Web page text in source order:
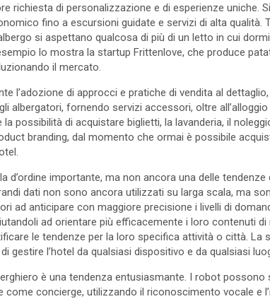
richiesta di personalizzazione e di esperienze uniche.
fino a escursioni guidate e servizi di alta qualità.
si aspettano qualcosa di più di un letto in cui
lo mostra la startup Frittenlove, che produce
il mercato.
l’adozione di approcci e pratiche di vendita al
albergatori, fornendo servizi accessori, oltre all’alloggio
possibilità di acquistare biglietti, la lavanderia, il
branding, dal momento che ormai è possibile
d’ordine importante, ma non ancora una delle tendenze
dati non sono ancora utilizzati su larga scala, ma
ad anticipare con maggiore precisione i livelli di
ad orientare più efficacemente i loro contenuti di
le tendenze per la loro specifica attività o città. La
gestire l’hotel da qualsiasi dispositivo e da qualsiasi
è una tendenza entusiasmante. I robot possono
concierge, utilizzando il riconoscimento vocale e